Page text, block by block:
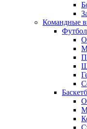
Командные
Футбол